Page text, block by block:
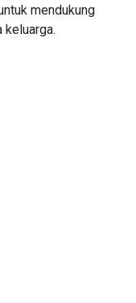
mendukung
keluarga.